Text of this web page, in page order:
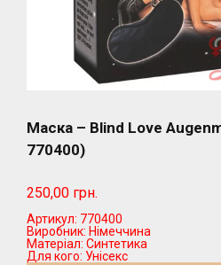
Маска – Blind Love
770400)
250,00 грн.
Артикул: 770400
Виробник: Німеччина
Матеріал: Синтетика
Для кого: Унісекс